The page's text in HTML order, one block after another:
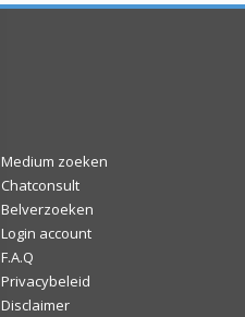
Medium zoeken
Chatconsult
Belverzoeken
Login account
F.A.Q
Privacybeleid
Disclaimer